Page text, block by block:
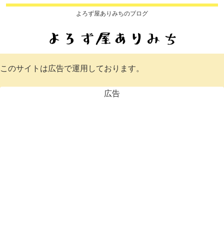
よろず屋ありみちのブログ
このサイトは広告で運用しております。
広告